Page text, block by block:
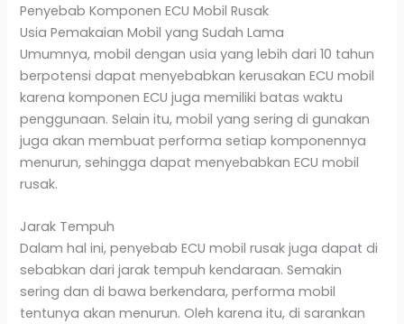
Penyebab Komponen ECU Mobil Rusak
Usia Pemakaian Mobil yang Sudah Lama
Umumnya, mobil dengan usia yang lebih dari 10 tahun
berpotensi dapat menyebabkan kerusakan ECU mobil
karena komponen ECU juga memiliki batas waktu
penggunaan. Selain itu, mobil yang sering di gunakan
juga akan membuat performa setiap komponennya
menurun, sehingga dapat menyebabkan ECU mobil
rusak.
Jarak Tempuh
Dalam hal ini, penyebab ECU mobil rusak juga dapat di
sebabkan dari jarak tempuh kendaraan. Semakin
sering dan di bawa berkendara, performa mobil
tentunya akan menurun. Oleh karena itu, di sarankan